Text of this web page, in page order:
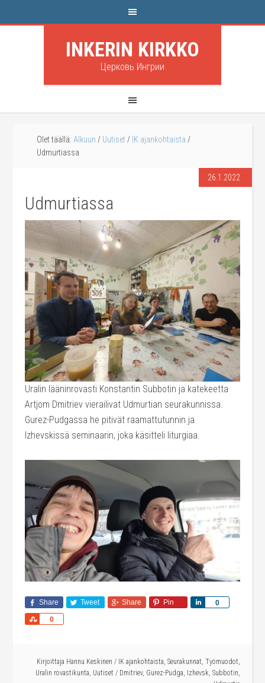
INKERIN KIRKKO
Церковь Ингрии
Olet täällä: Alkuun / Uutiset / IK ajankohtaista /
Udmurtiassa
26.1.2022
Udmurtiassa
Uralin lääninrovasti Konstantin Subbotin ja katekeetta
Artjom Dmitriev vierailivat Udmurtian seurakunnissa.
Gurez-Pudgassa he pitivät raamattutunnin ja
Izhevskissä seminaarin, joka käsitteli liturgiaa.
Share Tweet Share Pin 0
Share
0
Share
Kirjoittaja Hannu Keskinen / IK ajankohtaista Seurakunnat Työmuodot
Uralin rovastikunta Uutiset / Dmitriev, Gurez-Pudga Izhevsk Subbotin